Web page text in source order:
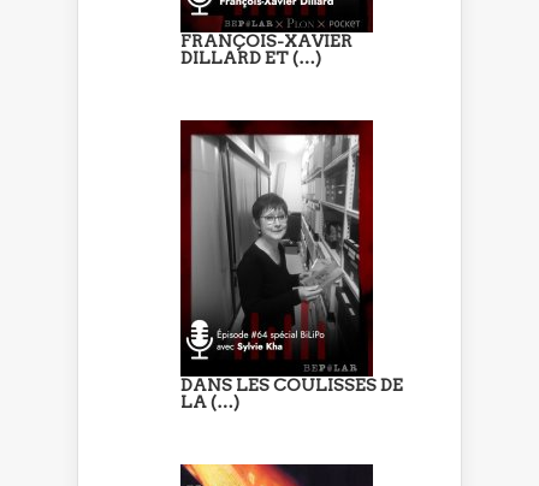
FRANÇOIS-XAVIER
DILLARD ET (…)
DANS LES COULISSES DE
LA (…)